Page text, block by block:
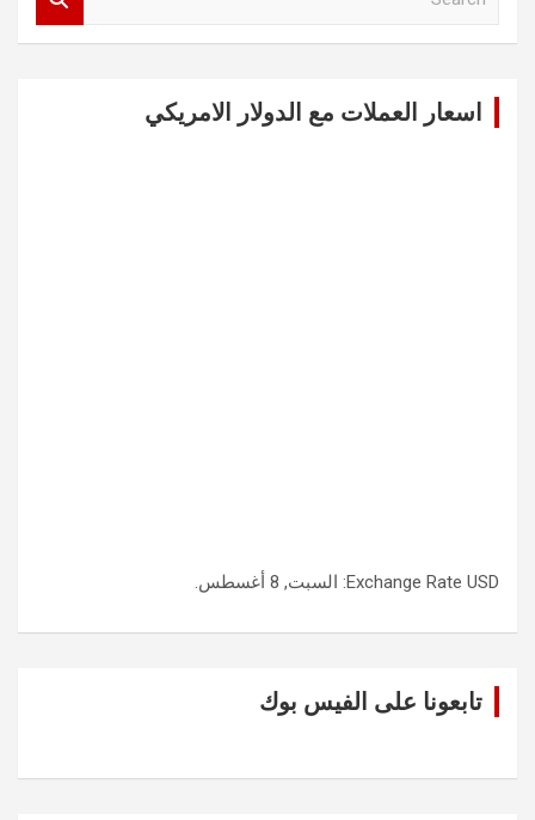
اسعار العملات مع الدولار الامريكي
Exchange Rate USD : السبت, 8 أغسطس.
تابعونا على الفيس بوك